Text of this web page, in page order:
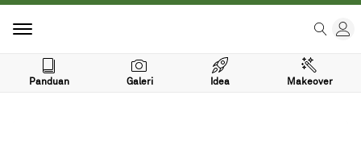
Panduan Galeri Idea Makeover